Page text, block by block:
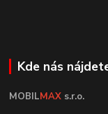
Kde nás
MOBILMAX s.r.o.